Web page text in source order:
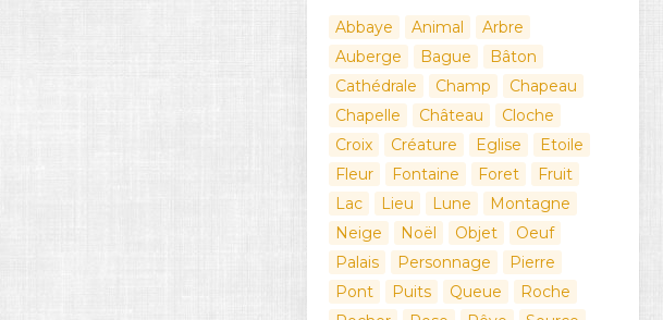
Abbaye Animal
Arbre
Auberge
Bague
Bâton
Cathédrale
Champ
Chapeau
Chapelle
Château
Cloche
Croix
Créature Eglise
Etoile
Fleur
Fontaine Foret
Fruit
Lac
Lieu Lune
Montagne
Neige
Noël Objet
Oeuf
Palais
Personnage
Pierre
Pont
Puits Queue
Roche